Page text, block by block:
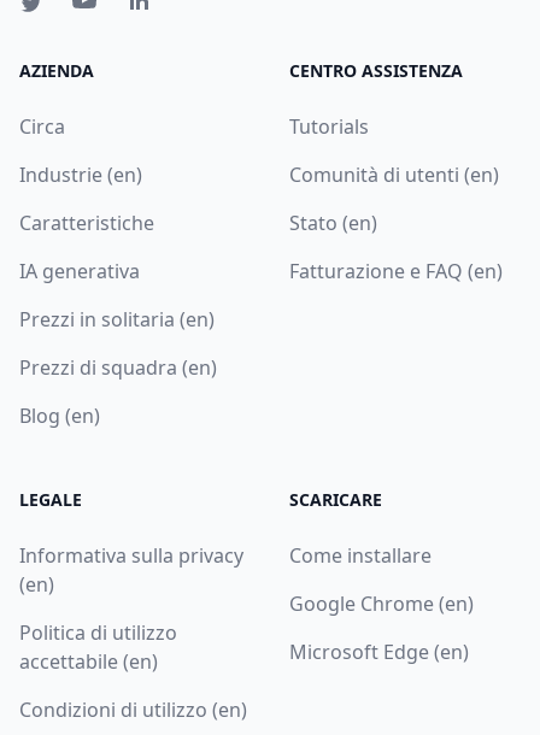
AZIENDA
Circa
Industrie (en)
Caratteristiche
IA generativa
Prezzi in solitaria (en)
Prezzi di squadra (en)
Blog (en)
CENTRO ASSISTENZA
Tutorials
Comunità di utenti (en)
Stato (en)
Fatturazione e FAQ (en)
LEGALE
Informativa sulla privacy
(en)
Politica di utilizzo
accettabile (en)
Condizioni di utilizzo (en)
SCARICARE
Come installare
Google Chrome (en)
Microsoft Edge (en)